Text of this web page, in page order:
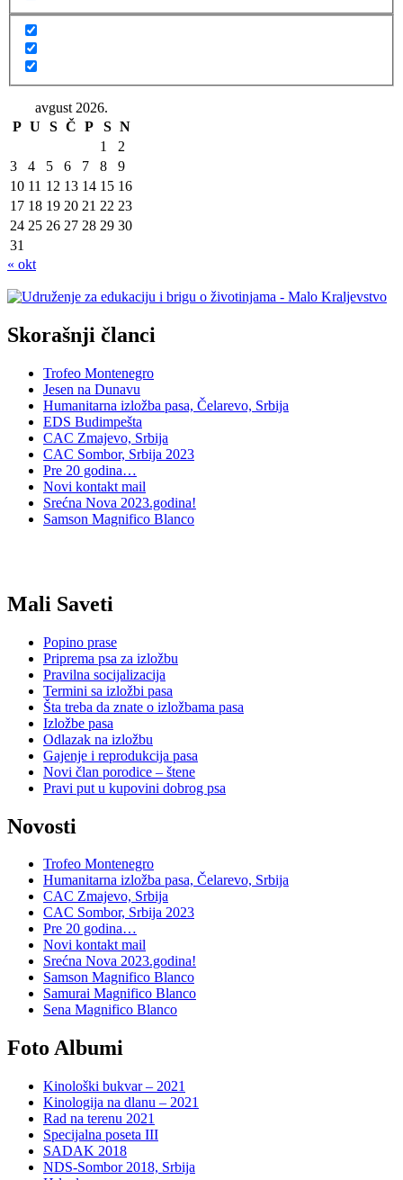
avgust 2026.
P U S Č P S N
1
2
3
4 5 6 7 8
9
10 11 12 13 14 15 16
17 18 19 20 21 22 23
24 25 26 27 28 29 30
31
« okt
Skorašnji članci
Trofeo Montenegro
Jesen na Dunavu
Humanitarna izložba pasa, Čelarevo, Srbija
EDS Budimpešta
CAC Zmajevo, Srbija
CAC Sombor, Srbija 2023
Pre 20 godina…
Novi kontakt mail
Srećna Nova 2023.godina!
Samson Magnifico Blanco
Mali Saveti
Popino prase
Priprema psa za izložbu
Pravilna socijalizacija
Termini sa izložbi pasa
Šta treba da znate o izložbama pasa
Izložbe pasa
Odlazak na izložbu
Gajenje i reprodukcija pasa
Novi član porodice – štene
Pravi put u kupovini dobrog psa
Novosti
Trofeo Montenegro
Humanitarna izložba pasa, Čelarevo, Srbija
CAC Zmajevo, Srbija
CAC Sombor, Srbija 2023
Pre 20 godina…
Novi kontakt mail
Srećna Nova 2023.godina!
Samson Magnifico Blanco
Samurai Magnifico Blanco
Sena Magnifico Blanco
Foto Albumi
Kinološki bukvar – 2021
Kinologija na dlanu – 2021
Rad na terenu 2021
Specijalna poseta III
SADAK 2018
NDS-Sombor 2018, Srbija